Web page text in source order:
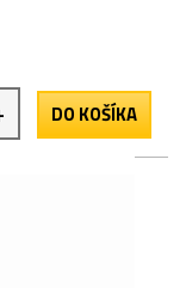
DO KOŠÍKA